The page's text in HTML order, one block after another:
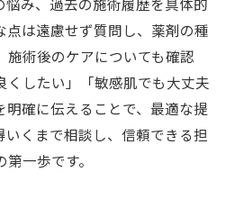
悩み、過去の施術履歴を具体的
点は遠慮せず質問し、薬剤の種
施術後のケアについても確認
くしたい」「敏感肌でも大丈夫
明確に伝えることで、最適な提
いくまで相談し、信頼できる担
一歩です。